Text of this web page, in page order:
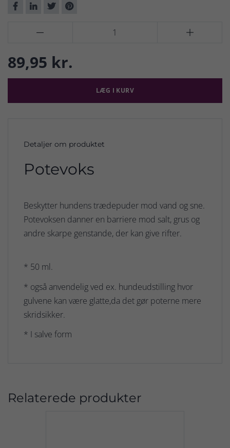
 
89,95 kr.
LÆG I KURV
Detaljer om produktet
Potevoks
Beskytter hundens trædepuder mod vand og sne.
Potevoksen danner en barriere mod salt, grus og
andre skarpe genstande, der kan give rifter.
* 50 ml.
* også anvendelig ved ex. hundeudstilling hvor
gulvene kan være glatte,da det gør poterne mere
skridsikker.
* I salve form
Relaterede produkter